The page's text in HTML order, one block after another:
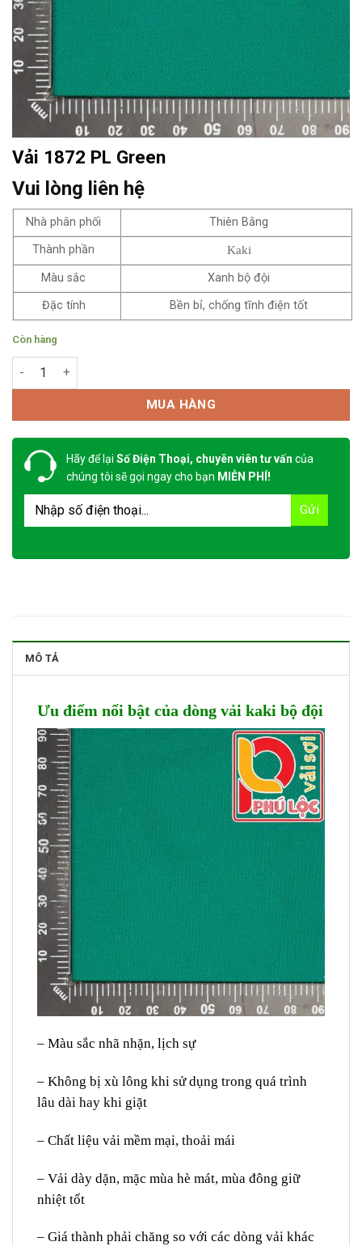
Vải 1872 PL Green
Vui lòng liên hệ
Nhà phân phối
Thiên Bằng
Thành phần
Kaki
Màu sắc
Xanh bộ đội
Đặc tính
Bền bỉ, chống tĩnh điện tốt
Còn hàng
Vải 1872 PL Green số lượng
MUA HÀNG
Hãy để lại Số Điện Thoại, chuyên viên tư vấn của
chúng tôi sẽ gọi ngay cho bạn MIỄN PHÍ!
MÔ TẢ
Ưu điểm nổi bật của dòng vải kaki bộ đội
– Màu sắc nhã nhặn, lịch sự
– Không bị xù lông khi sử dụng trong quá trình
lâu dài hay khi giặt
– Chất liệu vải mềm mại, thoải mái
– Vải dày dặn, mặc mùa hè mát, mùa đông giữ
nhiệt tốt
– Giá thành phải chăng so với các dòng vải khác